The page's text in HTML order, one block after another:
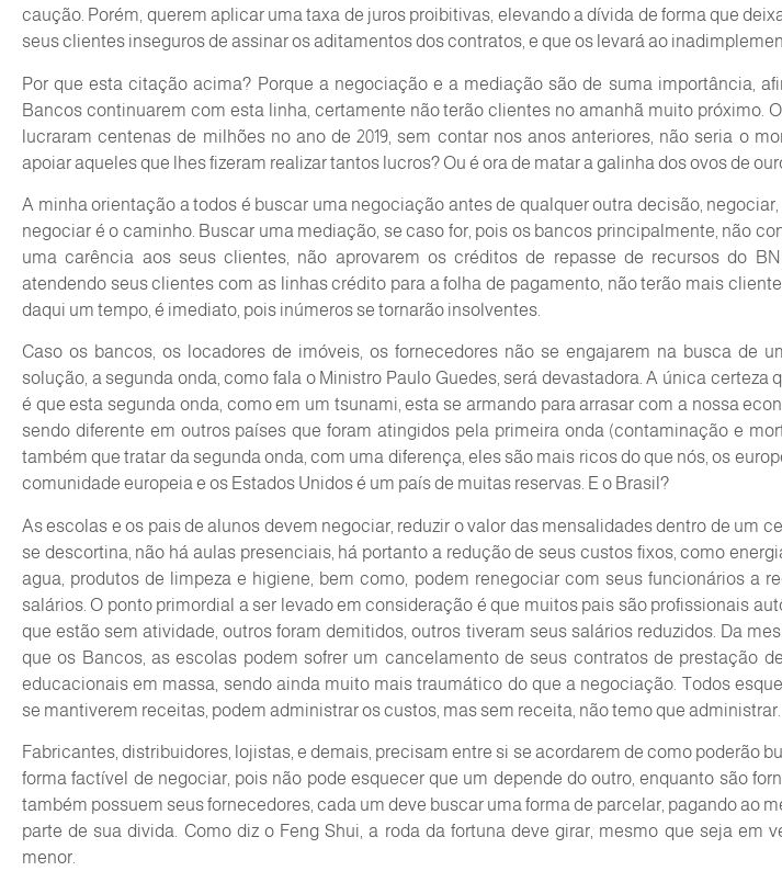
caução. Porém, querem aplicar uma taxa de juros proibitivas, elevando a dívida de forma que
seus clientes inseguros de assinar os aditamentos dos contratos, e que os levará ao
Por que esta citação acima? Porque a negociação e a mediação são de suma importância,
Bancos continuarem com esta linha, certamente não terão clientes no amanhã muito próximo.
lucraram centenas de milhões no ano de 2019, sem contar nos anos anteriores, não seria o
apoiar aqueles que lhes fizeram realizar tantos lucros? Ou é ora de matar a galinha dos ovos de
A minha orientação a todos é buscar uma negociação antes de qualquer outra decisão, negociar,
negociar é o caminho. Buscar uma mediação, se caso for, pois os bancos principalmente, não
uma carência aos seus clientes, não aprovarem os créditos de repasse de recursos do
atendendo seus clientes com as linhas crédito para a folha de pagamento, não terão mais
daqui um tempo, é imediato, pois inúmeros se tornarão insolventes.
Caso os bancos, os locadores de imóveis, os fornecedores não se engajarem na busca de
solução, a segunda onda, como fala o Ministro Paulo Guedes, será devastadora. A única certeza
é que esta segunda onda, como em um tsunami, esta se armando para arrasar com a nossa
sendo diferente em outros países que foram atingidos pela primeira onda (contaminação e
também que tratar da segunda onda, com uma diferença, eles são mais ricos do que nós, os
comunidade europeia e os Estados Unidos é um país de muitas reservas. E o Brasil?
As escolas e os pais de alunos devem negociar, reduzir o valor das mensalidades dentro de um
se descortina, não há aulas presenciais, há portanto a redução de seus custos fixos, como
agua, produtos de limpeza e higiene, bem como, podem renegociar com seus funcionários a
salários. O ponto primordial a ser levado em consideração é que muitos pais são profissionais
que estão sem atividade, outros foram demitidos, outros tiveram seus salários reduzidos. Da
que os Bancos, as escolas podem sofrer um cancelamento de seus contratos de prestação
educacionais em massa, sendo ainda muito mais traumático do que a negociação. Todos
se mantiverem receitas, podem administrar os custos, mas sem receita, não temo que administrar.
Fabricantes, distribuidores, lojistas, e demais, precisam entre si se acordarem de como poderão
forma factível de negociar, pois não pode esquecer que um depende do outro, enquanto são
também possuem seus fornecedores, cada um deve buscar uma forma de parcelar, pagando ao
parte de sua divida. Como diz o Feng Shui, a roda da fortuna deve girar, mesmo que seja em
menor.